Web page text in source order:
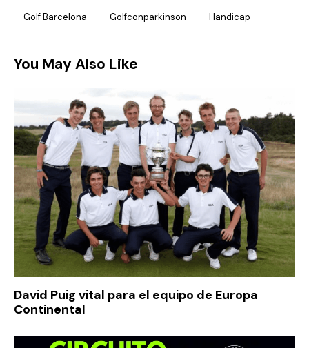
Golf Barcelona Golfconparkinson Handicap
You May Also Like
David Puig vital para el equipo de Europa
Continental